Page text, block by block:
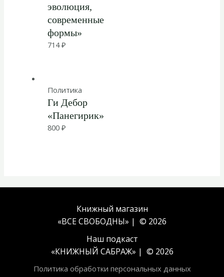
эволюция,
современные
формы»
714₽
Политика
Ги Дебор
«Панегирик»
800₽
Книжный магазин
«ВСЕ СВОБОДНЫ» | © 2026
Наш подкаст
«КНИЖНЫЙ САБРАЖ» | © 2026
Политика обработки персональных данных